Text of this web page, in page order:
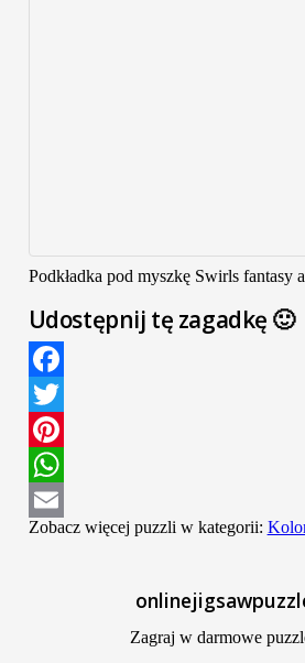
Podkładka pod myszkę Swirls fantasy
Udostępnij tę zagadkę 🙂
Facebook
Twitter
Pinterest
WhatsApp
Email
Zobacz więcej puzzli w kategorii:
Zagraj w darmowe